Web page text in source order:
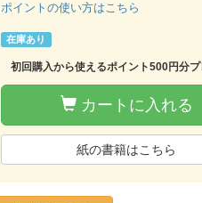
ポイントの使い方はこちら
在庫あり
初回購入から使えるポイント500円分プ
カートに入れる
紙の書籍はこちら